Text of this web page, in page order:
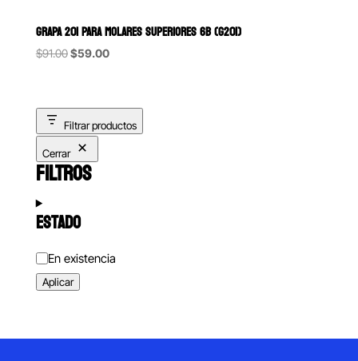
GRAPA 201 PARA MOLARES SUPERIORES 6B (G201)
$91.00Original
$91.00.
$59.00Current
$59.00.
Filtrar productos
Cerrar
FILTROS
ESTADO
Estado
En existencia
Aplicar